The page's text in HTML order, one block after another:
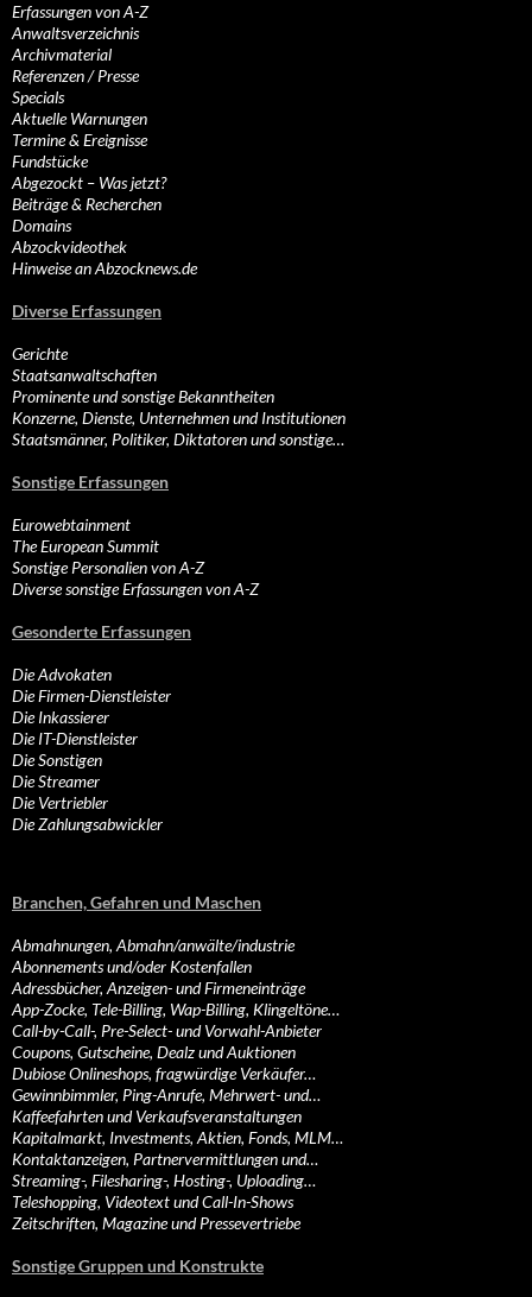
Erfassungen von A-Z
Anwaltsverzeichnis
Archivmaterial
Referenzen / Presse
Specials
Aktuelle Warnungen
Termine & Ereignisse
Fundstücke
Abgezockt – Was jetzt?
Beiträge & Recherchen
Domains
Abzockvideothek
Hinweise an Abzocknews.de
Diverse Erfassungen
Gerichte
Staatsanwaltschaften
Prominente und sonstige Bekanntheiten
Konzerne, Dienste, Unternehmen und Institutionen
Staatsmänner, Politiker, Diktatoren und sonstige…
Sonstige Erfassungen
Eurowebtainment
The European Summit
Sonstige Personalien von A-Z
Diverse sonstige Erfassungen von A-Z
Gesonderte Erfassungen
Die Advokaten
Die Firmen-Dienstleister
Die Inkassierer
Die IT-Dienstleister
Die Sonstigen
Die Streamer
Die Vertriebler
Die Zahlungsabwickler
Branchen, Gefahren und Maschen
Abmahnungen, Abmahn/anwälte/industrie
Abonnements und/oder Kostenfallen
Adressbücher, Anzeigen- und Firmeneinträge
App-Zocke, Tele-Billing, Wap-Billing, Klingeltöne…
Call-by-Call-, Pre-Select- und Vorwahl-Anbieter
Coupons, Gutscheine, Dealz und Auktionen
Dubiose Onlineshops, fragwürdige Verkäufer…
Gewinnbimmler, Ping-Anrufe, Mehrwert- und…
Kaffeefahrten und Verkaufsveranstaltungen
Kapitalmarkt, Investments, Aktien, Fonds, MLM…
Kontaktanzeigen, Partnervermittlungen und…
Streaming-, Filesharing-, Hosting-, Uploading…
Teleshopping, Videotext und Call-In-Shows
Zeitschriften, Magazine und Pressevertriebe
Sonstige Gruppen und Konstrukte